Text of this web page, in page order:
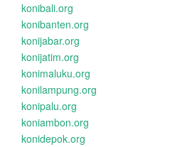
konibali.org
konibanten.org
konijabar.org
konijatim.org
konimaluku.org
konilampung.org
konipalu.org
koniambon.org
konidepok.org